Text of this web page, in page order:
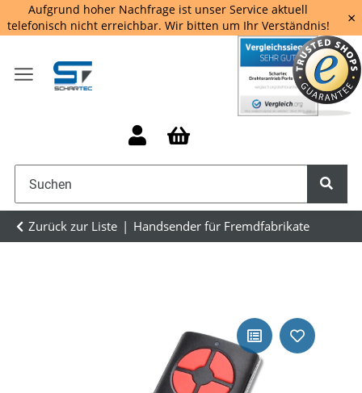
Aufgrund hoher Nachfrage ist unser Service aktuell
telefonisch nicht erreichbar. Wir bitten um Ihr Verständnis!
×
Zurück zur Liste Handsender für Fremdfabrikate